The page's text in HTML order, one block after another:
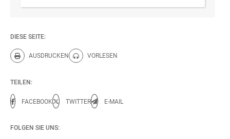
DIESE SEITE:
AUSDRUCKEN
Diese Seite drucken.
VORLESEN
Diese Seite vorlesen.
TEILEN:
FACEBOOK TWITTER E-MAIL
FOLGEN SIE UNS: